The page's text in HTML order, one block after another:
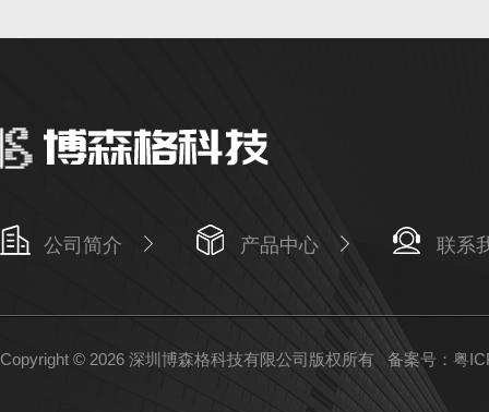
公司简介 产品中心 联系
Copyright © 2026 深圳博森格科技有限公司版权所有备案号：粤